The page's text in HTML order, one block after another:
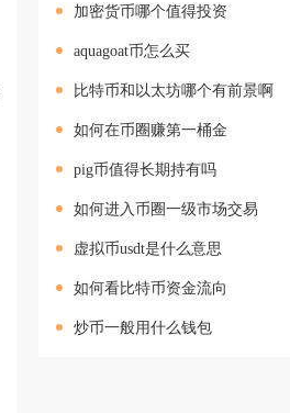
加密货币哪个值得投资
aquagoat币怎么买
比特币和以太坊哪个有前景啊
如何在币圈赚第一桶金
pig币值得长期持有吗
如何进入币圈一级市场交易
虚拟币usdt是什么意思
如何看比特币资金流向
炒币一般用什么钱包